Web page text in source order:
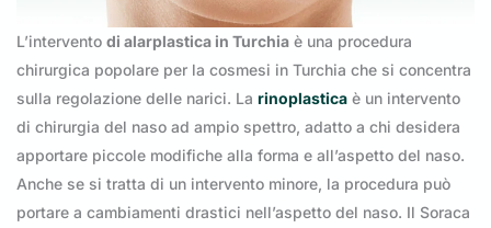
L’intervento di alarplastica in Turchia è una procedura
chirurgica popolare per la cosmesi in Turchia che si concentra
sulla regolazione delle narici. La rinoplastica è un intervento
di chirurgia del naso ad ampio spettro, adatto a chi desidera
apportare piccole modifiche alla forma e all’aspetto del naso.
Anche se si tratta di un intervento minore, la procedura può
portare a cambiamenti drastici nell’aspetto del naso. Il Soraca